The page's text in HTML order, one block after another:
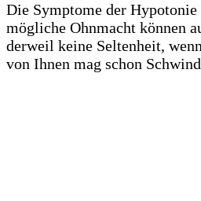
Die Symptome der Hypotonie
mögliche Ohnmacht können
derweil keine Seltenheit,
von Ihnen mag schon